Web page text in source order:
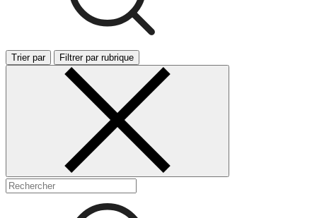
Trier par Filtrer par rubrique